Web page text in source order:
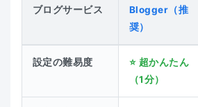
ブログサービス
Blogger（推
奨）
設定の難易度
⭐ 超かんたん
（1分）